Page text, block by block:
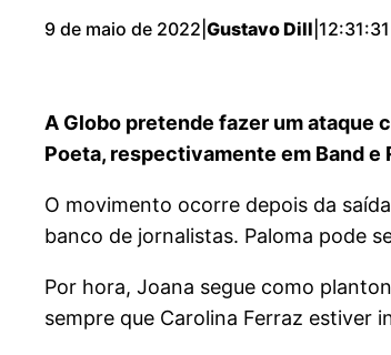
9 de maio de 2022 Gustavo Dill 12:31:31
A Globo pretende fazer um ataque
Poeta, respectivamente em Band e
O movimento ocorre depois da
banco de jornalistas. Paloma pode
Por hora, Joana segue como
sempre que Carolina Ferraz estiver